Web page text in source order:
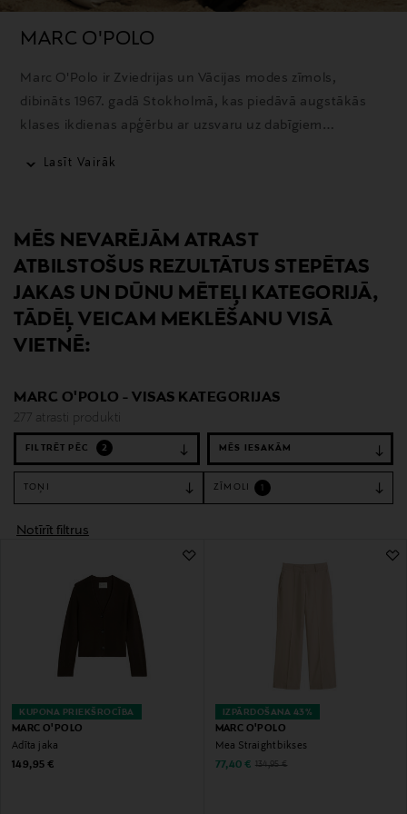
MARC O'POLO
Marc O'Polo ir Zviedrijas un Vācijas modes zīmols,
dibināts 1967. gadā Stokholmā, kas piedāvā augstākās
klases ikdienas apģērbu ar uzsvaru uz dabīgiem
Lasīt Vairāk
MĒS NEVARĒJĀM ATRAST
ATBILSTOŠUS REZULTĀTUS STEPĒTAS
JAKAS UN DŪNU MĒTEĻI KATEGORIJĀ,
TĀDĒĻ VEICAM MEKLĒŠANU VISĀ
VIETNĒ:
MARC O'POLO - VISAS KATEGORIJAS
277 atrasti produkti
FILTRĒT PĒC 2
TOŅI ZĪMOLI
Notīrīt filtrus
KUPONA PRIEKŠROCĪBA
MARC O'POLO
Adīta jaka
Original Price
149,95 €
IZPĀRDOŠANA 43%
MARC O'POLO
Mea Straight bikses
Discounted Price
77,40 € Original Price
134,95 €